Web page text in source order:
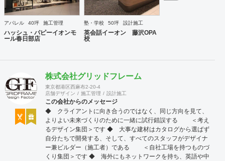
アパレル 40坪 施工管理
ハッシュ・パピーイオンモ
ール春日部店
塾・学校 50坪 設計施工
英会話イーオン 藤沢OPA
校
株式会社グリッドフレーム
東京都港区西麻布2-20-4
店舗デザイン
施工管理 設計施工
この会社からのメッセージ
◆ クライアントに向き合うのではなく、同じ方向を見て、
よりよい未来づくりのために一緒に試行錯誤する ＜考え
るデザイン集団＞です ◆ 大事な建材はカタログから選ばず
自分たちで開発する、そして、すべてのスタッフがデザイナ
ー兼ビルダー（施工者）である ＜自社工場を持つものづ
くり集団＞です ◆ 海外にもネットワークを持ち、英語や中